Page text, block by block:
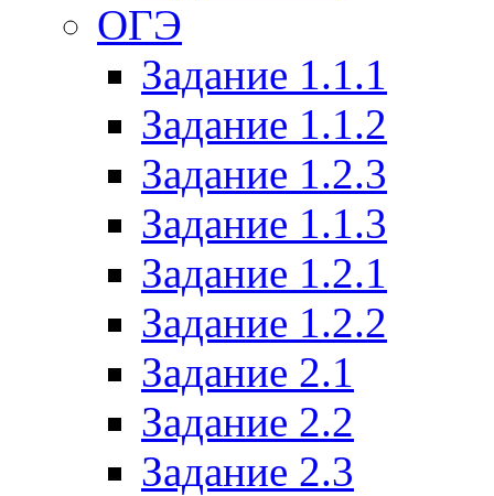
ОГЭ
Задание 1.1.1
Задание 1.1.2
Задание 1.2.3
Задание 1.1.3
Задание 1.2.1
Задание 1.2.2
Задание 2.1
Задание 2.2
Задание 2.3